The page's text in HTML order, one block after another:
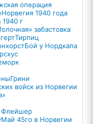
операция
Норвегия 1940 года
г
забастовка
Тирпиц
Бой у Нордкапа
Грини
войск из Норвегии
Флейшер
Май 45го в Норвегии